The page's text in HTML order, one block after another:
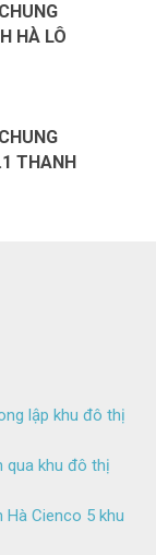
HÀ LÔ
THANH
lập khu đô thị
qua khu đô thị
Hà Cienco 5 khu